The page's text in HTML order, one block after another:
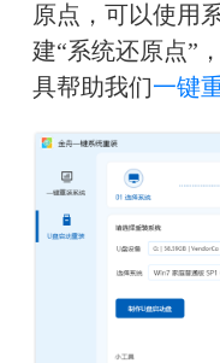
原点，可以使用
建“系统还原点”
具帮助我们一键